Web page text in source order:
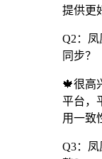
提供更
Q2：
同步？
🍁很高
平台，
用一致
Q3：